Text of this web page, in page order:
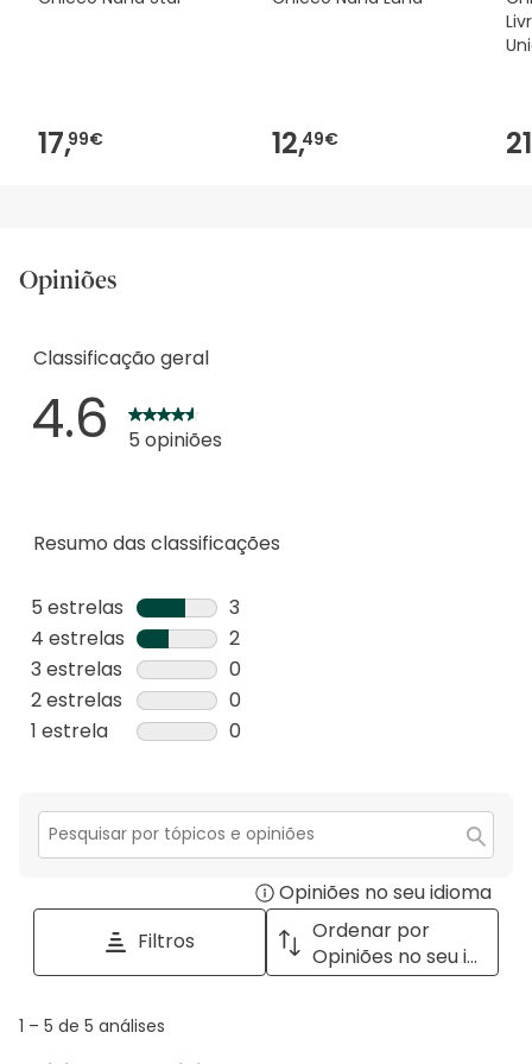
17,99€ 12,49€
Opiniões
Resumo das classificações
5 estrelas estrelas
3
3
análises
com
5
4 estrelas estrelas
2
2
análises
com
3 estrelas estrelas
0
0
análise
estrelas.
2 estrelas estrelas
0
0
2
estrelas.
1 estrela estrelas
0
com
1
Classificação geral
4.6 5 opiniões
Secção
Opiniões no seu idioma
a
with
Filtros
Ordenar por
Opiniões no seu idioma
11 – 5 de 5 análises